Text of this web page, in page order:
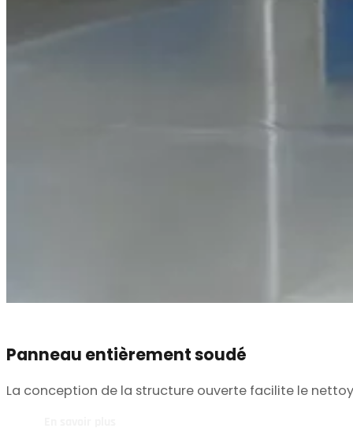
Panneau entièrement soudé
La conception de la structure ouverte facilite le